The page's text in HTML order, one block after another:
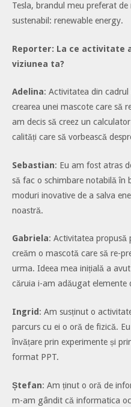
Tesla, brandul meu preferat
sustenabil: renewable energy.
Reporter: La ce activitate
viziunea ta?
Adelina: Activitatea din
crearea unei mascote care să
am decis să creez un
calități care să vorbească
Sebastian: Eu am fost atras
să fac o schimbare notabilă în
moduri inovative de a salva
noastră.
Gabriela: Activitatea propusă
creăm o mascotă care să re-
urma. Ideea mea inițială a
căruia i-am adăugat elemente
Ingrid : Am susținut o
parcurs cu ei o oră de fizică.
învățare prin experimente și
format PPT.
Ștefan: Am ținut o oră de
m-am gândit că informatica